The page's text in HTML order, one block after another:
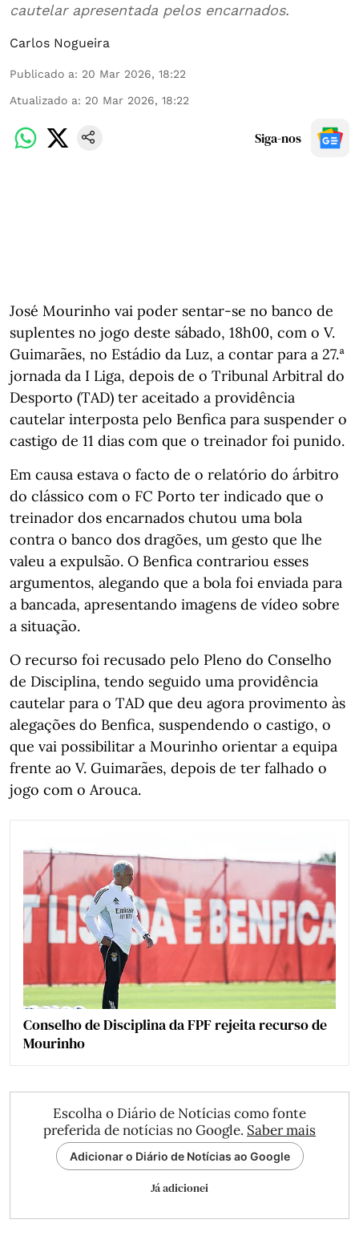
cautelar apresentada pelos encarnados.
Carlos Nogueira
Publicado a: 20 Mar 2026, 18:22
Atualizado a: 20 Mar 2026, 18:22
Siga-nos
José Mourinho vai poder sentar-se no banco de
suplentes no jogo deste sábado, 18h00, com o V.
Guimarães, no Estádio da Luz, a contar para a 27.ª
jornada da I Liga, depois de o Tribunal Arbitral do
Desporto (TAD) ter aceitado a providência
cautelar interposta pelo Benfica para suspender o
castigo de 11 dias com que o treinador foi punido.
Em causa estava o facto de o relatório do árbitro
do clássico com o FC Porto ter indicado que o
treinador dos encarnados chutou uma bola
contra o banco dos dragões, um gesto que lhe
valeu a expulsão. O Benfica contrariou esses
argumentos, alegando que a bola foi enviada para
a bancada, apresentando imagens de vídeo sobre
a situação.
O recurso foi recusado pelo Pleno do Conselho
de Disciplina, tendo seguido uma providência
cautelar para o TAD que deu agora provimento às
alegações do Benfica, suspendendo o castigo, o
que vai possibilitar a Mourinho orientar a equipa
frente ao V. Guimarães, depois de ter falhado o
jogo com o Arouca.
Conselho de Disciplina da FPF rejeita recurso de
Mourinho
Escolha o Diário de Notícias como fonte
preferida de notícias no Google. Saber mais
Adicionar o Diário de Notícias ao Google
Já adicionei